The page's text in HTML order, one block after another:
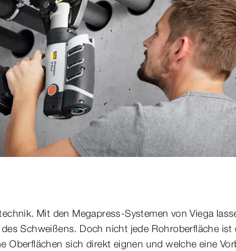
Mit den Megapress-Systemen von Viega
Schweißens. Doch nicht jede Rohroberfläche ist
Oberflächen sich direkt eignen und welche eine